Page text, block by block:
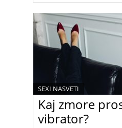
Kaj zmore
vibrator?
SEXI NASVETI